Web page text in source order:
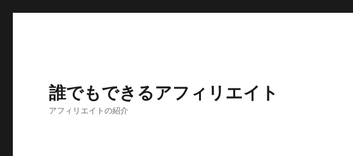
誰でもできるアフィリエイト
アフィリエイトの紹介